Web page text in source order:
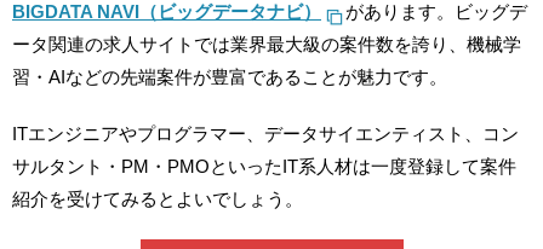
BIGDATA NAVI（ビッグデータナビ）
があります。ビッグデ
ータ関連の求人サイトでは業界最大級の案件数を誇り、機械学
習・AIなどの先端案件が豊富であることが魅力です。
ITエンジニアやプログラマー、データサイエンティスト、コン
サルタント・PM・PMOといったIT系人材は一度登録して案件
紹介を受けてみるとよいでしょう。